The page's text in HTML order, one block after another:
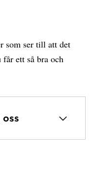
som ser till att det
får ett så bra och